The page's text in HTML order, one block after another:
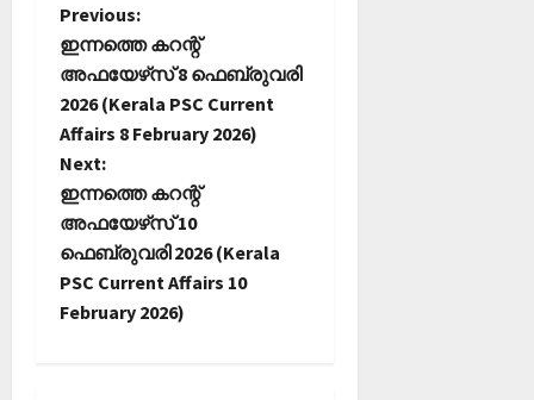
P
o
s
t
n
a
v
Previous:
ഇന്നത്തെ കറന്റ്
അഫയേഴ്‌സ് 8 ഫെബ്രുവരി
2026 (Kerala PSC Current
Affairs 8 February 2026)
Next:
ഇന്നത്തെ കറന്റ്
അഫയേഴ്‌സ് 10
ഫെബ്രുവരി 2026 (Kerala
PSC Current Affairs 10
February 2026)